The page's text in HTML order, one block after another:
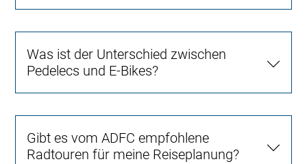
Was ist der Unterschied zwischen
Pedelecs und E-Bikes?
Gibt es vom ADFC empfohlene
Radtouren für meine Reiseplanung?